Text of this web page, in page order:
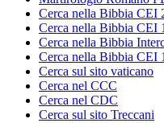
Cerca nella Bibbia CEI
Cerca nella Bibbia CEI
Cerca nella Bibbia
Cerca nella Bibbia CEI
Cerca sul sito vaticano
Cerca nel CCC
Cerca nel CDC
Cerca sul sito Treccani